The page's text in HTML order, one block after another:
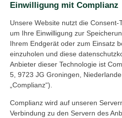
Einwilligung mit Complianz
Unsere Website nutzt die Consent-
um Ihre Einwilligung zur
Ihrem Endgerät oder zum Einsatz
einzuholen und diese
Anbieter dieser Technologie ist
5, 9723 JG Groningen,
„Complianz“).
Complianz wird auf unseren
Verbindung zu den Servern des